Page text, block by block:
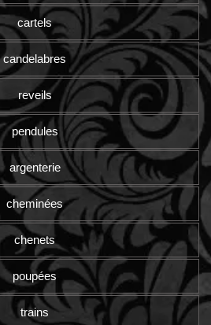
cartels
candelabres
reveils
pendules
argenterie
cheminées
chenets
poupées
trains